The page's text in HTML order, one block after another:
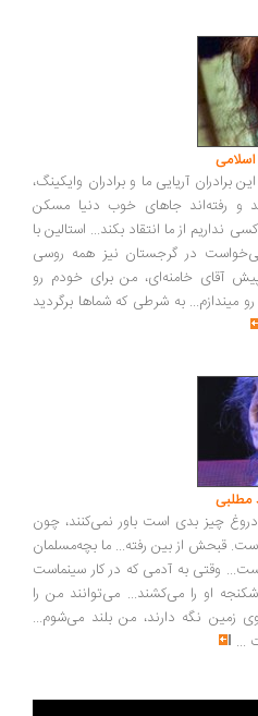
آریایی ما و برادران وایکینگ،
و رفته‌اند جاهای خوب دنیا مسکن
نداریم از ما انتقاد بکند... استالین با
در گرجستان نیز همه روسی
آقای خامنه‌ای، من برای خودم رو
میندازم... به شرطی که شماها برگردید
مطلبی
چیز بدی است باور نمی‌کنند، چون
قبحش از بین رفته... ما بچه‌مسلمان
وقتی به آدمی که در کار سینماست
او را می‌کشند... می‌توانند من را
زمین نگه دارند، من بلند می‌شوم...
...